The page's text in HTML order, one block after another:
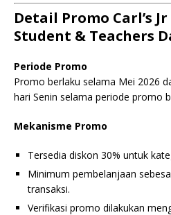
Detail Promo Carl’s Jr
Student & Teachers
Periode Promo
Promo berlaku selama Mei 2026
hari Senin selama periode promo
Mekanisme Promo
Tersedia diskon 30% untuk
Minimum pembelanjaan
transaksi.
Verifikasi promo dilakukan